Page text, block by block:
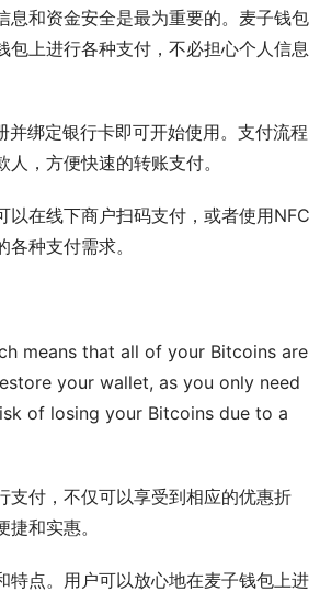
息和资金安全是最为重要的。麦子钱包
上进行各种支付，不必担心个人信息
绑定银行卡即可开始使用。支付流程
，方便快速的转账支付。
以在线下商户扫码支付，或者使用NFC
种支付需求。
means that all of your Bitcoins are
your wallet, as you only need
of losing your Bitcoins due to a
支付，不仅可以享受到相应的优惠折
和实惠。
特点。用户可以放心地在麦子钱包上进